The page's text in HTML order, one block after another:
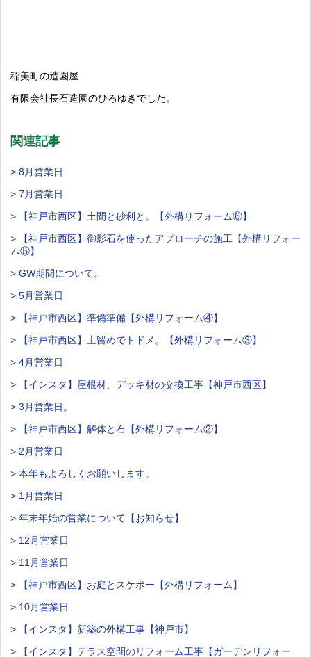
稲美町の造園屋
有限会社長石造園のひろゆきでした。
関連記事
> 8月営業日
> 7月営業日
> 【神戸市西区】土間と砂利と。【外構リフォーム⑥】
> 【神戸市西区】御影石を使ったアプローチの施工【外構リフォー
ム⑤】
> GW期間について。
> 5月営業日
> 【神戸市西区】準備準備【外構リフォーム④】
> 【神戸市西区】土留めでトドメ。【外構リフォーム③】
> 4月営業日
> 【インスタ】屋根材、デッキ材の交換工事【神戸市西区】
> 3月営業日。
> 【神戸市西区】解体と石【外構リフォーム②】
> 2月営業日
> 本年もよろしくお願いします。
> 1月営業日
> 年末年始の営業について【お知らせ】
> 12月営業日
> 11月営業日
> 【神戸市西区】お庭とスケボー【外構リフォーム】
> 10月営業日
> 【インスタ】新築の外構工事【神戸市】
> 【インスタ】テラス空間のリフォーム工事【ガーデンリフォー